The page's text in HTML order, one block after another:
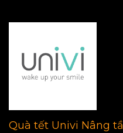
Quà tết Univi Nâng